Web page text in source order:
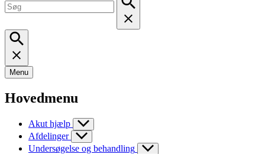
Menu
Hovedmenu
Akut hjælp
Afdelinger
Undersøgelse og behandling